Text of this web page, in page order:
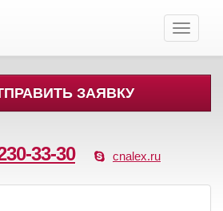
ЗАЯВКУ
33-30 cnalex.ru
Toggle